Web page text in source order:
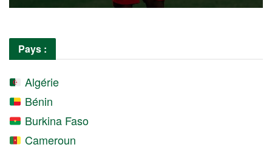
Pays :
Algérie
Bénin
Burkina Faso
Cameroun